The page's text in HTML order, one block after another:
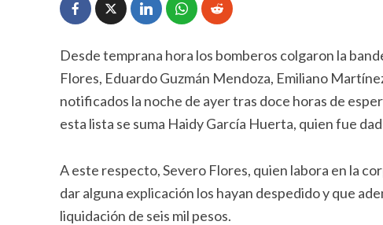
Desde temprana hora los bomberos colgaron la
Flores, Eduardo Guzmán Mendoza, Emiliano
notificados la noche de ayer tras doce horas de
esta lista se suma Haidy García Huerta, quien fue
A este respecto, Severo Flores, quien labora en la
dar alguna explicación los hayan despedido y que
liquidación de seis mil pesos.